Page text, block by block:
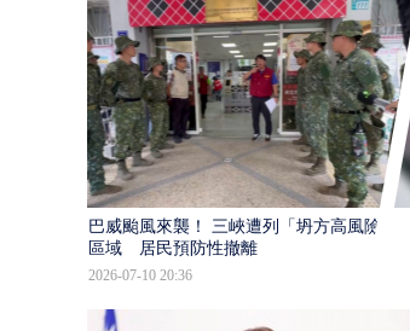
巴威颱風來襲！ 三峽遭列「坍方高風險」
區域 居民預防性撤離
2026-07-10 20:36